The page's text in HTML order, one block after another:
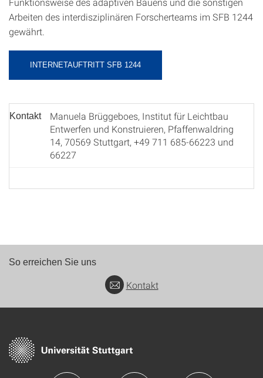
Arbeiten des interdisziplinären Forscherteams im SFB 1244
gewährt.
INTERNETAUFTRITT SFB 1244
Kontakt
Manuela Brüggeboes, Institut für Leichtbau
Entwerfen und Konstruieren, Pfaffenwaldring
14, 70569 Stuttgart, +49 711 685-66223 und
66227
So erreichen Sie uns
Kontakt